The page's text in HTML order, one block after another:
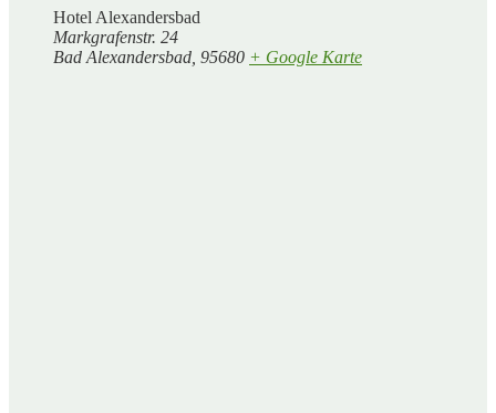
Hotel Alexandersbad
Markgrafenstr. 24
Bad Alexandersbad 95680 + Google Karte